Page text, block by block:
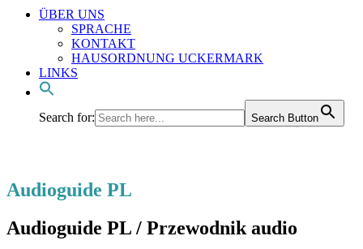
ÜBER UNS
SPRACHE
KONTAKT
HAUSORDNUNG UCKERMARK
LINKS
Search for: Search Button
Audioguide PL
Audioguide PL / Przewodnik audio